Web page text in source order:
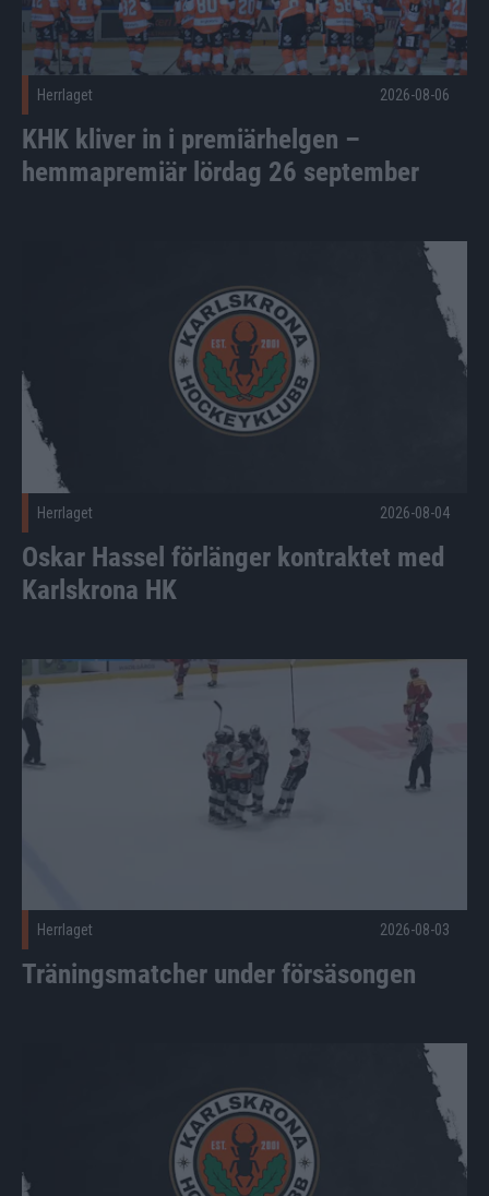
Herrlaget 2026-08-06
KHK kliver in i premiärhelgen –
hemmapremiär lördag 26 september
Oskar Hassel förlänger kontraktet med Karlskrona HK
Herrlaget 2026-08-04
Oskar Hassel förlänger kontraktet med
Karlskrona HK
Träningsmatcher under försäsongen Publicerad 2026-08-03
Herrlaget 2026-08-03
Träningsmatcher under försäsongen
Joel Ratkovic-Berndtsson förlänger – Malte Sjögren